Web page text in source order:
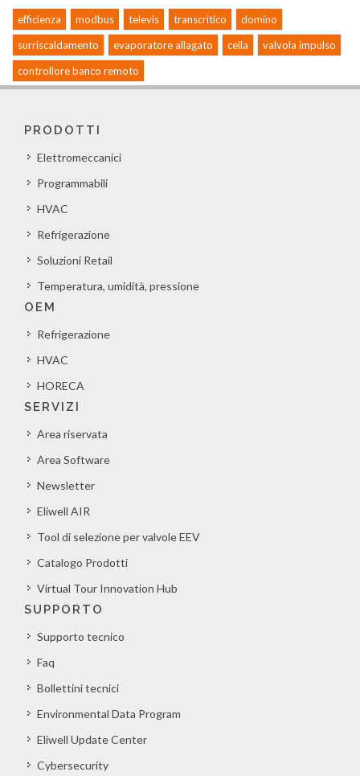
efficienza modbus televis transcritico
domino
surriscaldamento
evaporatore allagato cella
valvola impulso
controllore banco remoto
PRODOTTI
Elettromeccanici
Programmabili
HVAC
Refrigerazione
Soluzioni Retail
Temperatura, umidità, pressione
OEM
Refrigerazione
HVAC
HORECA
SERVIZI
Area riservata
Area Software
Newsletter
Eliwell AIR
Tool di selezione per valvole EEV
Catalogo Prodotti
Virtual Tour Innovation Hub
SUPPORTO
Supporto tecnico
Faq
Bollettini tecnici
Environmental Data Program
Eliwell Update Center
Cybersecurity